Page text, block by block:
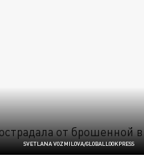
SVETLANA VOZMILOVA/GLOBALLOOKPRESS